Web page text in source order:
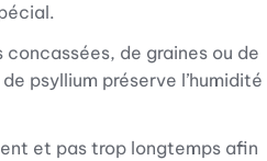
concassées, de graines ou de
psyllium préserve l’humidité
et pas trop longtemps afin